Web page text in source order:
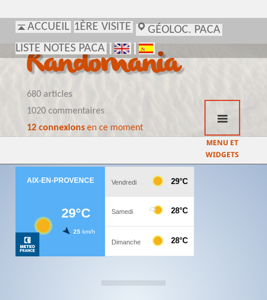
ACCUEIL 1ÈRE VISITE
GÉOLOC. PACA
LISTE NOTES PACA
Randomania
680 articles
1020 commentaires
12 connexionsen ce moment
MENU ET
WIDGETS